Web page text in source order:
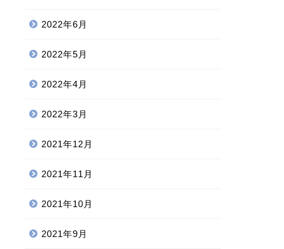
2022年6月
2022年5月
2022年4月
2022年3月
2021年12月
2021年11月
2021年10月
2021年9月